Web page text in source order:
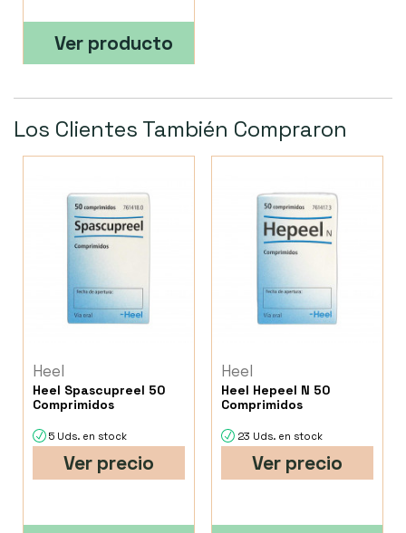
Ver producto
Los Clientes También Compraron
Heel
Heel Spascupreel 50
Comprimidos
5 Uds. en stock
Ver precio
Heel
Heel Hepeel N 50
Comprimidos
23 Uds. en stock
Ver precio